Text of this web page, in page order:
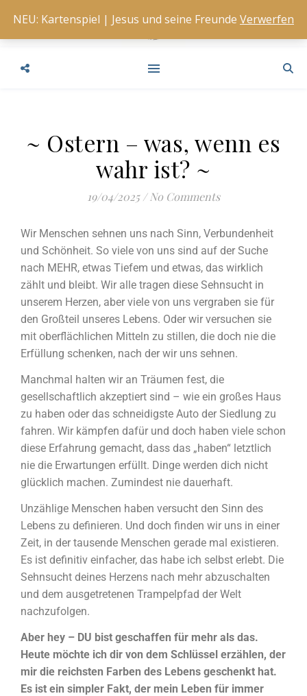
~ Ostern – was, wenn es
wahr ist? ~
19/04/2025 / No Comments
Wir Menschen sehnen uns nach Sinn, Verbundenheit
und Schönheit. So viele von uns sind auf der Suche
nach MEHR, etwas Tiefem und etwas, das wirklich
zählt und bleibt. Wir alle tragen diese Sehnsucht in
unserem Herzen, aber viele von uns vergraben sie für
den Großteil unseres Lebens. Oder wir versuchen sie
mit oberflächlichen Mitteln zu stillen, die doch nie die
Erfüllung schenken, nach der wir uns sehnen.
Manchmal halten wir an Träumen fest, die
gesellschaftlich akzeptiert sind – wie ein großes Haus
zu haben oder das schneidigste Auto der Siedlung zu
fahren. Wir kämpfen dafür und doch haben viele schon
diese Erfahrung gemacht, dass das „haben“ letztlich
nie die Erwartungen erfüllt. Dinge werden dich nicht
glücklich machen. Zumindest nie dauerhaft.
Unzählige Menschen haben versucht den Sinn des
Lebens zu definieren. Und doch finden wir uns in einer
Zeit, in der tausende Menschen gerade mal existieren.
Es ist definitiv einfacher, das habe ich selbst erlebt. Die
Sehnsucht deines Herzens nach mehr abzuschalten
und dem ausgetretenen Trampelpfad der Welt
nachzufolgen.
Aber hey – DU bist geschaffen für mehr als das.
Heute möchte ich dir von dem Schlüssel erzählen, der
mir die reichsten Farben des Lebens geschenkt hat.
Es ist ein simpler Fakt, der mein Leben für immer
NEU: Kartenspiel | Jesus und seine Freunde Verwerfen